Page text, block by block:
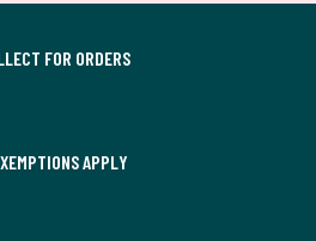
FOR ORDERS
APPLY